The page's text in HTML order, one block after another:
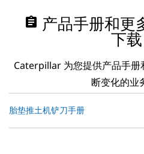
assignment 产品手册和更
下载
Caterpillar 为您提供产品手册
断变化的业
胎垫推土机铲刀手册